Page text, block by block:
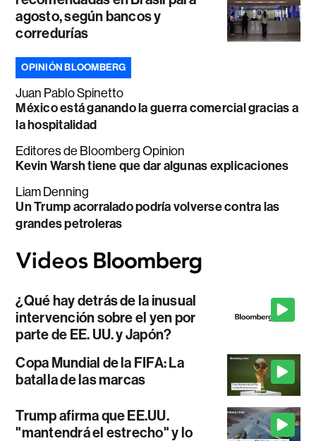
agosto, según bancos y
corredurías
OPINIÓN BLOOMBERG
Juan Pablo Spinetto
México está ganando la guerra comercial gracias a
la hospitalidad
Editores de Bloomberg Opinion
Kevin Warsh tiene que dar algunas explicaciones
Liam Denning
Un Trump acorralado podría volverse contra las
grandes petroleras
¿Qué hay detrás de la inusual
intervención sobre el yen por
parte de EE. UU. y Japón?
Copa Mundial de la FIFA: La
batalla de las marcas
Trump afirma que EE.UU.
"mantendrá el estrecho" y lo